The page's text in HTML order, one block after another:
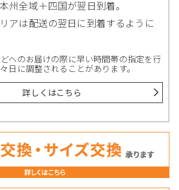
州全域＋四国が翌日到着。
アは配送の翌日に到着するように
へのお届けの際に早い時間帯の指定を行
日に調整されることがあります。
詳しくはこちら